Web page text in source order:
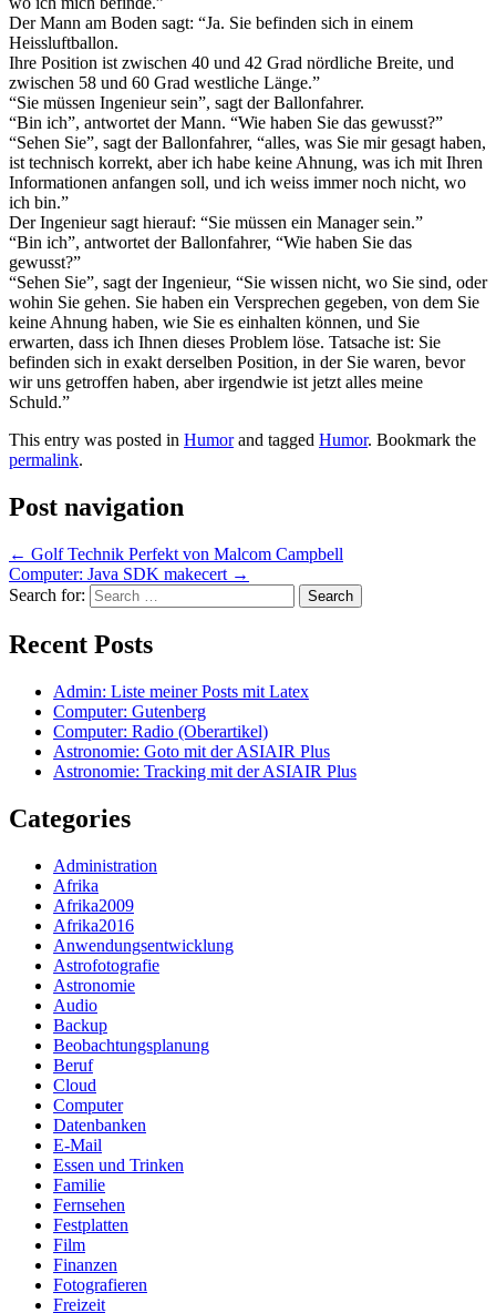
Der Mann am Boden sagt: “Ja. Sie befinden sich in einem
Heissluftballon.
Ihre Position ist zwischen 40 und 42 Grad nördliche Breite, und
zwischen 58 und 60 Grad westliche Länge.”
“Sie müssen Ingenieur sein”, sagt der Ballonfahrer.
“Bin ich”, antwortet der Mann. “Wie haben Sie das gewusst?”
“Sehen Sie”, sagt der Ballonfahrer, “alles, was Sie mir gesagt haben,
ist technisch korrekt, aber ich habe keine Ahnung, was ich mit Ihren
Informationen anfangen soll, und ich weiss immer noch nicht, wo
ich bin.”
Der Ingenieur sagt hierauf: “Sie müssen ein Manager sein.”
“Bin ich”, antwortet der Ballonfahrer, “Wie haben Sie das
gewusst?”
“Sehen Sie”, sagt der Ingenieur, “Sie wissen nicht, wo Sie sind, oder
wohin Sie gehen. Sie haben ein Versprechen gegeben, von dem Sie
keine Ahnung haben, wie Sie es einhalten können, und Sie
erwarten, dass ich Ihnen dieses Problem löse. Tatsache ist: Sie
befinden sich in exakt derselben Position, in der Sie waren, bevor
wir uns getroffen haben, aber irgendwie ist jetzt alles meine
Schuld.”
This entry was posted in Humorand tagged Humor. Bookmark the
permalink.
Post navigation
← Golf Technik Perfekt von Malcom Campbell
Computer: Java SDK makecert →
Search for:
Recent Posts
Admin: Liste meiner Posts mit Latex
Computer: Gutenberg
Computer: Radio (Oberartikel)
Astronomie: Goto mit der ASIAIR Plus
Astronomie: Tracking mit der ASIAIR Plus
Categories
Administration
Afrika
Afrika2009
Afrika2016
Anwendungsentwicklung
Astrofotografie
Astronomie
Audio
Backup
Beobachtungsplanung
Beruf
Cloud
Computer
Datenbanken
E-Mail
Essen und Trinken
Familie
Fernsehen
Festplatten
Film
Finanzen
Fotografieren
Freizeit